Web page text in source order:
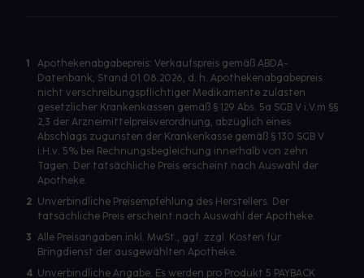
1
Apothekenabgabepreis: Verkaufspreis gemäß ABDA-
Datenbank, Stand 01.08.2026, d. h. Apothekenabgabepreis
nicht verschreibungspflichtiger Medikamente zulasten
gesetzlicher Krankenkassen gemäß § 129 Abs. 5a SGB V i.V.m §§
2,3 der Arzneimittelpreisverordnung, abzüglich eines
Abschlags zugunsten der Krankenkasse gemäß § 130 SGB V
i.H.v. 5% bei Rechnungsbegleichung innerhalb von zehn
Tagen. Der tatsächliche Preis erscheint nach Auswahl der
Apotheke.
2 Unverbindliche Preisempfehlung des Herstellers. Der
tatsächliche Preis erscheint nach Auswahl der Apotheke.
3 Alle Preisangaben inkl. MwSt., ggf. zzgl. Kosten für
Bringdienst der ausgewählten Apotheke.
4 Unverbindliche Angabe. Es werden pro Produkt 5 PAYBACK